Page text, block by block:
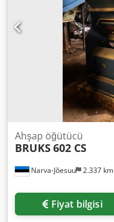
Narva-Jõesuu 2.337 km
Ahşap öğütücü
BRUKS602 CS
Fiyat bilgisi